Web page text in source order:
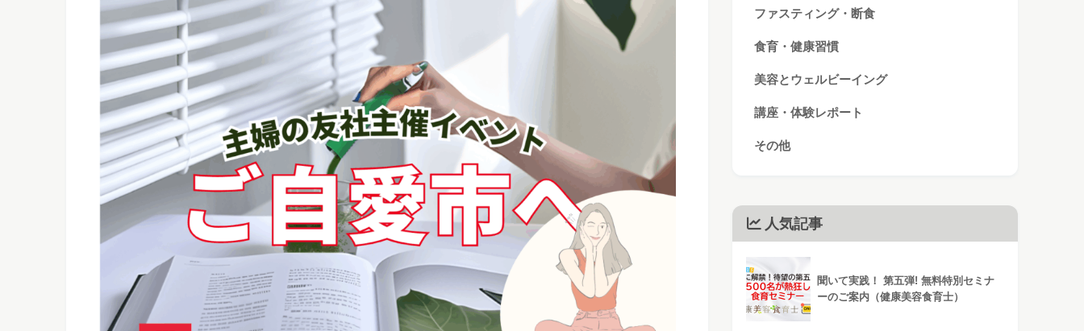
ファスティング・断食
食育・健康習慣
美容とウェルビーイング
講座・体験レポート
その他
人気記事
聞いて実践！ 第五弾! 無料特別セミナ
ーのご案内（健康美容食育士）